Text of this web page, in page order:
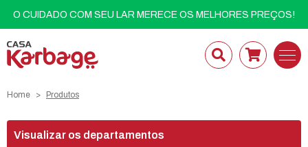
O CUIDADO COM SEU LAR MERECE OS MELHORES PREÇOS!
Home Produtos
Visualizar os departamentos